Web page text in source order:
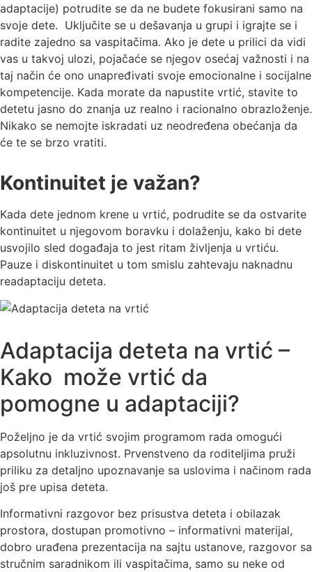
adaptacije) potrudite se da ne budete fokusirani samo na
svoje dete. Uključite se u dešavanja u grupi i igrajte se i
radite zajedno sa vaspitačima. Ako je dete u prilici da vidi
vas u takvoj ulozi, pojačaće se njegov osećaj važnosti i na
taj način će ono unapređivati svoje emocionalne i socijalne
kompetencije. Kada morate da napustite vrtić, stavite to
detetu jasno do znanja uz realno i racionalno obrazloženje.
Nikako se nemojte iskradati uz neodređena obećanja da
će te se brzo vratiti.
Kontinuitet je važan?
Kada dete jednom krene u vrtić, podrudite se da ostvarite
kontinuitet u njegovom boravku i dolaženju, kako bi dete
usvojilo sled događaja to jest ritam življenja u vrtiću.
Pauze i diskontinuitet u tom smislu zahtevaju naknadnu
readaptaciju deteta.
Adaptacija deteta na vrtić –
Kako može vrtić da
pomogne u adaptaciji?
Poželjno je da vrtić svojim programom rada omogući
apsolutnu inkluzivnost. Prvenstveno da roditeljima pruži
priliku za detaljno upoznavanje sa uslovima i načinom rada
još pre upisa deteta.
Informativni razgovor bez prisustva deteta i obilazak
prostora, dostupan promotivno – informativni materijal,
dobro urađena prezentacija na sajtu ustanove, razgovor sa
stručnim saradnikom ili vaspitačima, samo su neke od